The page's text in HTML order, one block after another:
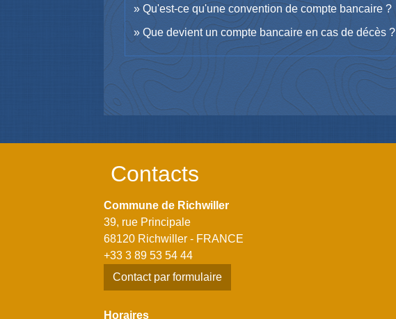
Qu'est-ce qu'une convention de compte bancaire ?
Que devient un compte bancaire en cas de décès ?
Contacts
Commune de Richwiller
39, rue Principale
68120 Richwiller - FRANCE
+33 3 89 53 54 44
Contact par formulaire
Horaires